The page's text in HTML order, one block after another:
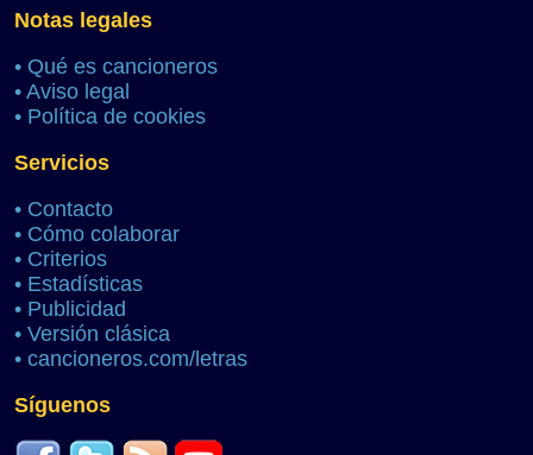
Notas legales
• Qué es cancioneros
• Aviso legal
• Política de cookies
Servicios
• Contacto
• Cómo colaborar
• Criterios
• Estadísticas
• Publicidad
• Versión clásica
• cancioneros.com/letras
Síguenos